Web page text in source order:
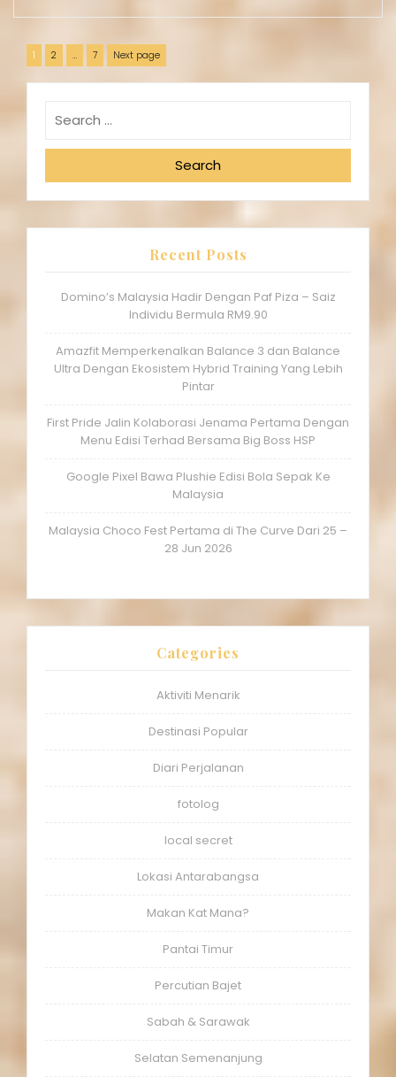
1 2 … 7 Next page
Search
Recent Posts
Domino’s Malaysia Hadir Dengan Paf Piza – Saiz
Individu Bermula RM9.90
Amazfit Memperkenalkan Balance 3 dan Balance
Ultra Dengan Ekosistem Hybrid Training Yang Lebih
Pintar
First Pride Jalin Kolaborasi Jenama Pertama Dengan
Menu Edisi Terhad Bersama Big Boss HSP
Google Pixel Bawa Plushie Edisi Bola Sepak Ke
Malaysia
Malaysia Choco Fest Pertama di The Curve Dari 25 –
28 Jun 2026
Categories
Aktiviti Menarik
Destinasi Popular
Diari Perjalanan
fotolog
local secret
Lokasi Antarabangsa
Makan Kat Mana?
Pantai Timur
Percutian Bajet
Sabah & Sarawak
Selatan Semenanjung